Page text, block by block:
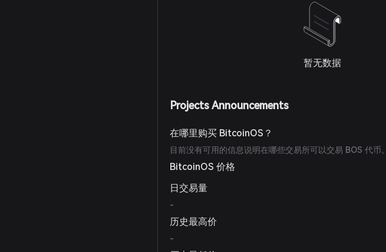
暂无数据
Projects Announcements
在哪里购买 BitcoinOS？
目前没有可用的信息说明在哪些交易所可以交易 BOS 代币。
BitcoinOS 价格
日交易量
-
历史最高价
-